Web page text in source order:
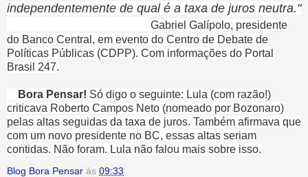
independentemente de qual é a taxa de juros neutra."
Gabriel Galípolo, presidente
do Banco Central, em evento do Centro de Debate de
Políticas Públicas (CDPP). Com informações do Portal
Brasil 247.
Bora Pensar! Só digo o seguinte: Lula (com razão!)
criticava Roberto Campos Neto (nomeado por Bozonaro)
pelas altas seguidas da taxa de juros. Também afirmava que
com um novo presidente no BC, essas altas seriam
contidas. Não foram. Lula não falou mais sobre isso.
Blog Bora Pensar às 09:33